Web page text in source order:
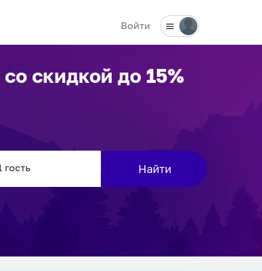
Войти
со скидкой до 15%
Найти